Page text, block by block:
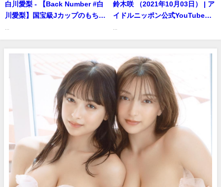
式】さんより
白川愛梨 - 【Back Number #白
川愛梨】国宝級Jカップのもちふ
＞ (Jul 08, 2025) | MEN'S DVD
Channelさんより
鈴木咲 （2021年10月03日） | ア
イドルニッポン公式YouTubeチ